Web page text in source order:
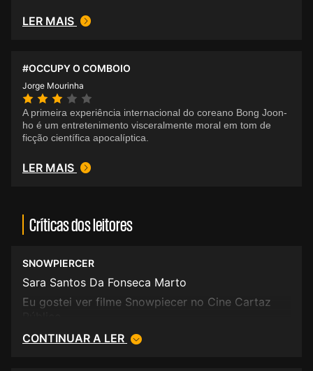
LER MAIS
#OCCUPY O COMBOIO
Jorge Mourinha
A primeira experiência internacional do coreano Bong Joon-
ho é um entretenimento visceralmente moral em tom de
ficção científica apocalíptica.
LER MAIS
Críticas dos leitores
SNOWPIERCER
Sara Santos Da Fonseca Marto
Eu gostei ver filme Snowpiecer no Cine Cartaz
CONTINUAR A LER